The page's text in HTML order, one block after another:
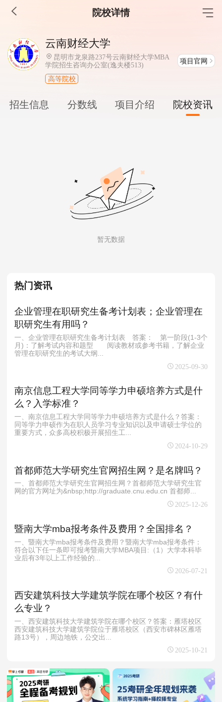
院校详情
MBA工商管理
院校库 考试报名 招生政策 学制学费
报名流程
考试真题
报考经验
MEM工程管理
考试报名 招生政策 学制学费
报考经验 招生简章
招生政策
MTA旅游管理
院校库 考试报名 招生政策 学制学费
报名流程
考试真题
报考经验
云南财经大学
昆明市龙泉路237号云南财经大学MBA
学院招生咨询办公室(逸夫楼513)
项目官网
高等院校
招生信息 分数线 项目介绍 院校资讯
暂无数据
热门资讯
企业管理在职研究生备考计划表；企业管理在
职研究生有用吗？
一、企业管理在职研究生备考计划表 答案： 第一阶段(1-3个
月)：了解考试内容和题型 阅读教材或参考书籍，了解企业
管理在职研究生的考试大纲...
2025-09-30
南京信息工程大学同等学力申硕培养方式是什
么？入学标准？
一、南京信息工程大学同等学力申硕培养方式是什么？答案：
同等学力申硕作为在职人员学习专业知识以及申请硕士学位的
重要方式，众多高校积极开展招生工...
2024-10-29
首都师范大学研究生官网招生网？是名牌吗？
一、首都师范大学研究生官网招生网？首都师范大学研究生官
网的官方网址为&nbsp;http://graduate.cnu.edu.cn 首都师...
2025-12-26
暨南大学mba报考条件及费用？全国排名？
一、暨南大学mba报考条件及费用？暨南大学mba报考条件：
符合以下任一条即可报考暨南大学MBA项目:（1）大学本科毕
业后有3年以上工作经验的...
2026-07-21
西安建筑科技大学建筑学院在哪个校区？有什
么专业？
一、西安建筑科技大学建筑学院在哪个校区？答案：雁塔校区‌
西安建筑科技大学建筑学院位于雁塔校区（西安市碑林区雁塔
路13号）‌，周边地铁，公交出...
2025-10-21